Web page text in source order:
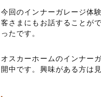
今回のインナーガレージ体
客さまにもお話することが
ったです。
オスカーホームのインナー
開中です。興味がある方は